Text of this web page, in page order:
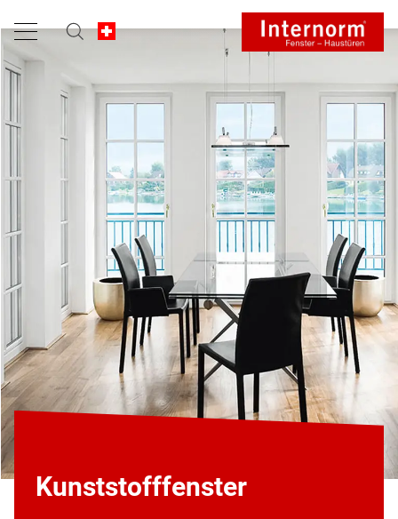
Kunststofffenster